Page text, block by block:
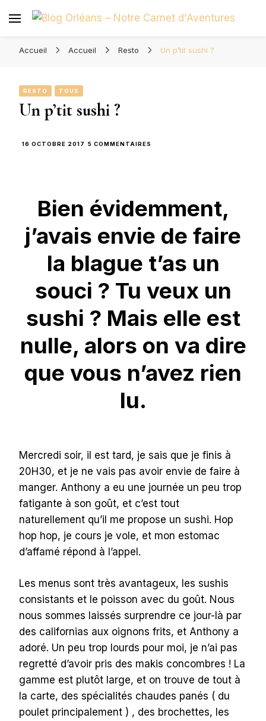
d'Aventures
Accueil Accueil Resto Un p’tit sushi ?
RESTO TOUS
Un p’tit sushi ?
16 OCTOBRE 2017 5 COMMENTAIRES
Bien évidemment,
j’avais envie de faire
la blague t’as un
souci ? Tu veux un
sushi ? Mais elle est
nulle, alors on va dire
que vous n’avez rien
lu.
Mercredi soir, il est tard, je sais que je finis à
20H30, et je ne vais pas avoir envie de faire à
manger. Anthony a eu une journée un peu trop
fatigante à son goût, et c’est tout
naturellement qu’il me propose un sushi. Hop
hop hop, je cours je vole, et mon estomac
d’affamé répond à l’appel.
Les menus sont très avantageux, les sushis
consistants et le poisson avec du goût. Nous
nous sommes laissés surprendre ce jour-là par
des californias aux oignons frits, et Anthony a
adoré. Un peu trop lourds pour moi, je n’ai pas
regretté d’avoir pris des makis concombres ! La
gamme est plutôt large, et on trouve de tout à
la carte, des spécialités chaudes panés ( du
poulet principalement ) , des brochettes, les